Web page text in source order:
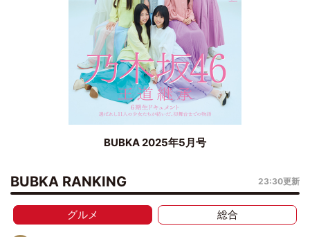
BUBKA 2025年5月号
BUBKA RANKING 23:30更新
グルメ 総合